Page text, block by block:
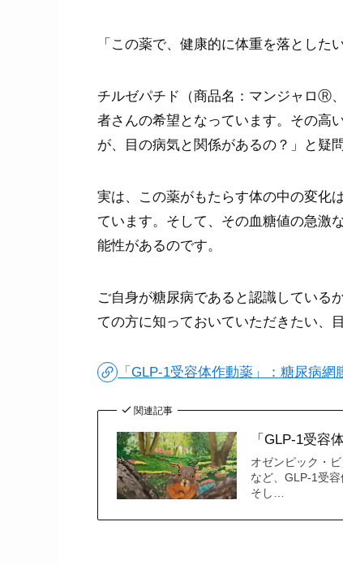
「この薬で、健康的に体重を落としたい
チルゼパチド（商品名：マンジャロⓇ
者さんの希望となっています。その高
が、目の病気と関係があるの？」と疑
実は、この薬がもたらす体の中の変化
ています。そして、その血糖値の急激
能性があるのです。
ご自身が糖尿病であると認識している
ての方に知っておいていただきたい、
「GLP-1受容体作動薬」：糖尿病網
関連記事
「GLP-1受容
オゼンピック・
など、GLP-1受
そし…